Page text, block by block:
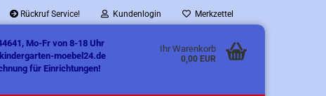
Rückruf Service! Kundenlogin Merkzettel
Mo-Fr von 8-18 Uhr
moebel24.de
für Einrichtungen!
Ihr Warenkorb
0,00 EUR